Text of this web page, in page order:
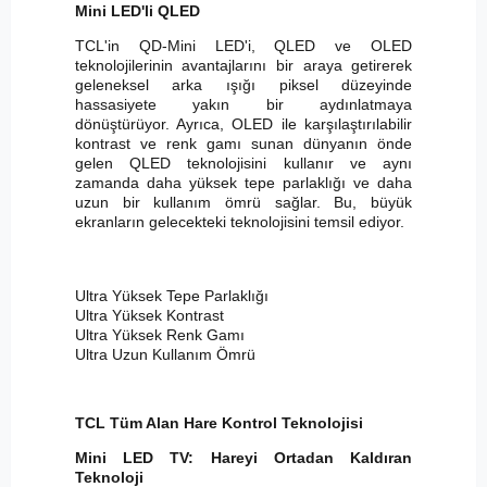
Mini LED'li QLED
TCL'in QD-Mini LED'i, QLED ve OLED
teknolojilerinin avantajlarını bir araya getirerek
geleneksel arka ışığı piksel düzeyinde
hassasiyete yakın bir aydınlatmaya
dönüştürüyor. Ayrıca, OLED ile karşılaştırılabilir
kontrast ve renk gamı sunan dünyanın önde
gelen QLED teknolojisini kullanır ve aynı
zamanda daha yüksek tepe parlaklığı ve daha
uzun bir kullanım ömrü sağlar. Bu, büyük
ekranların gelecekteki teknolojisini temsil ediyor.
Ultra Yüksek Tepe Parlaklığı
Ultra Yüksek Kontrast
Ultra Yüksek Renk Gamı
Ultra Uzun Kullanım Ömrü
TCL Tüm Alan Hare Kontrol Teknolojisi
Mini LED TV: Hareyi Ortadan Kaldıran
Teknoloji